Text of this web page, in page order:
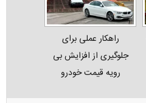
راهکار عملی برای
جلوگیری از افزایش بی
رویه قیمت خودرو